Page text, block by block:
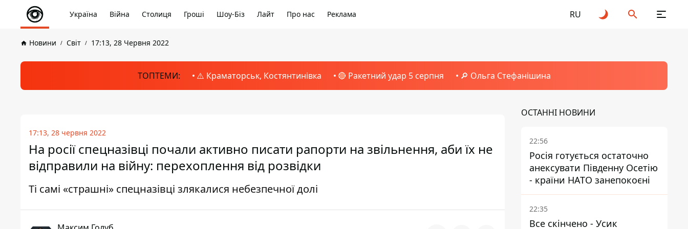
Україна Війна Столиця Гроші Шоу-Біз Лайт Про нас Реклама RU
Новини Світ 17:13, 28 Червня 2022
ТОПТЕМИ: ⚠️ Краматорськ, Костянтинівка 🔴 Ракетний удар 5 серпня 🔎 Ольга Стефанішина
17:13, 28 червня 2022
На росії спецназівці почали активно писати рапорти на звільнення, аби їх не
відправили на війну: перехоплення від розвідки
Ті самі «страшні» спецназівці злякалися небезпечної долі
ОСТАННІ НОВИНИ
22:56
Росія готується остаточно
анексувати Південну Осетію
- країни НАТО занепокоєні
22:35
Все скінчено - Усик